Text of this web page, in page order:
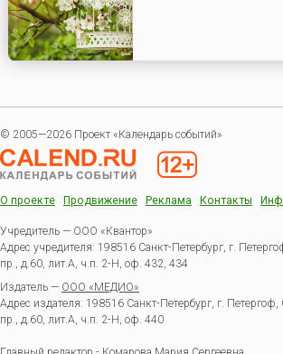
© 2005—2026 Проект «Календарь событий»
О проекте Продвижение Реклама Контакты
Учредитель — ООО «Квантор»
Адрес учредителя: 198516 Санкт-Петербург, г.
пр., д.60, лит.А, ч.п. 2-Н, оф. 432, 434
Издатель — ООО «МЕДИО»
Адрес издателя: 198516 Санкт-Петербург, г. Петергоф,
пр., д.60, лит.А, ч.п. 2-Н, оф. 440